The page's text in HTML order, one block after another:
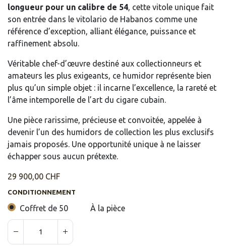
longueur pour un calibre de 54, cette vitole unique fait
son entrée dans le vitolario de Habanos comme une
référence d’exception, alliant élégance, puissance et
raffinement absolu.
Véritable chef-d’œuvre destiné aux collectionneurs et
amateurs les plus exigeants, ce humidor représente bien
plus qu’un simple objet : il incarne l’excellence, la rareté et
l’âme intemporelle de l’art du cigare cubain.
Une pièce rarissime, précieuse et convoitée, appelée à
devenir l’un des humidors de collection les plus exclusifs
jamais proposés. Une opportunité unique à ne laisser
échapper sous aucun prétexte.
29 900,00 CHF
CONDITIONNEMENT
Coffret de 50 À la pièce